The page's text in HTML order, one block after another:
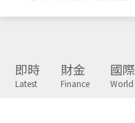
即時
Latest
財金
Finance
國際
World